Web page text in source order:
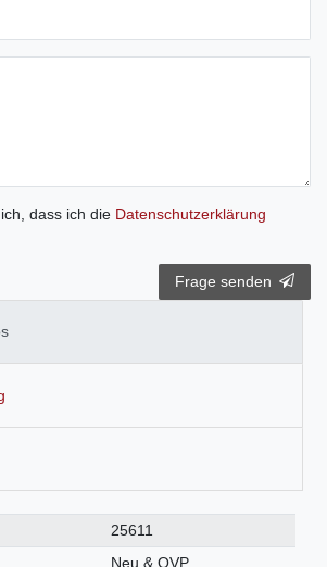
dass ich die Daten­schutz­erklärung
Frage senden
25611
Neu & OVP